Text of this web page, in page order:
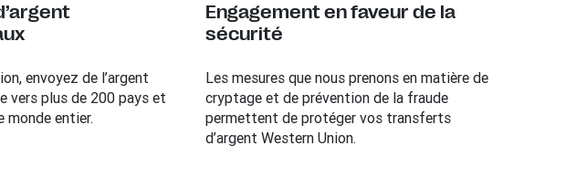
envoyez de l’argent
vers plus de 200 pays et
monde entier.
Engagement en faveur de la
sécurité
Les mesures que nous prenons en matière de
cryptage et de prévention de la fraude
permettent de protéger vos transferts
d’argent Western Union.